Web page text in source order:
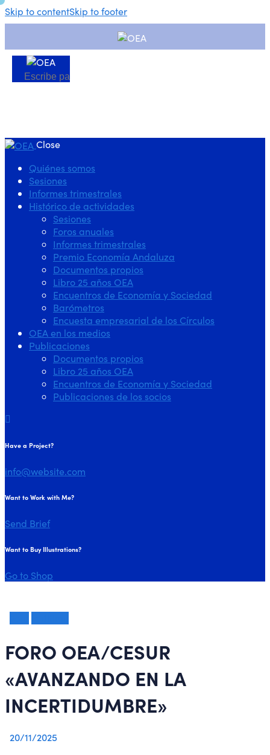
Skip to contentSkip to footer
Close
Quiénes somos
Sesiones
Informes trimestrales
Histórico de actividades
Sesiones
Foros anuales
Informes trimestrales
Premio Economía Andaluza
Documentos propios
Libro 25 años OEA
Encuentros de Economía y Sociedad
Barómetros
Encuesta empresarial de los Círculos
OEA en los medios
Publicaciones
Documentos propios
Libro 25 años OEA
Encuentros de Economía y Sociedad
Publicaciones de los socios
Have a Project?
info@website.com
Want to Work with Me?
Send Brief
Want to Buy Illustrations?
Go to Shop
FORO OEA/CESUR
«AVANZANDO EN LA
INCERTIDUMBRE»
20/11/2025